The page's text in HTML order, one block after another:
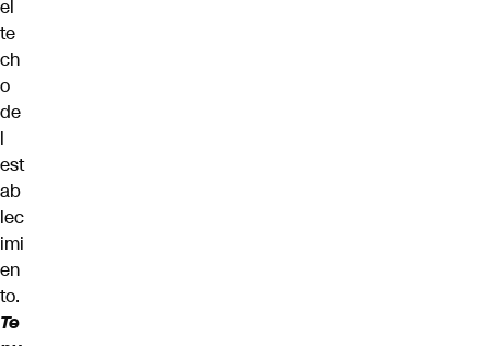
el
te
ch
o
de
l
est
ab
lec
imi
en
to.
Te